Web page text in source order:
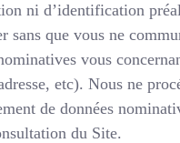
ni d’identification
sans que vous ne
vous
etc). Nous ne
de données
du Site.